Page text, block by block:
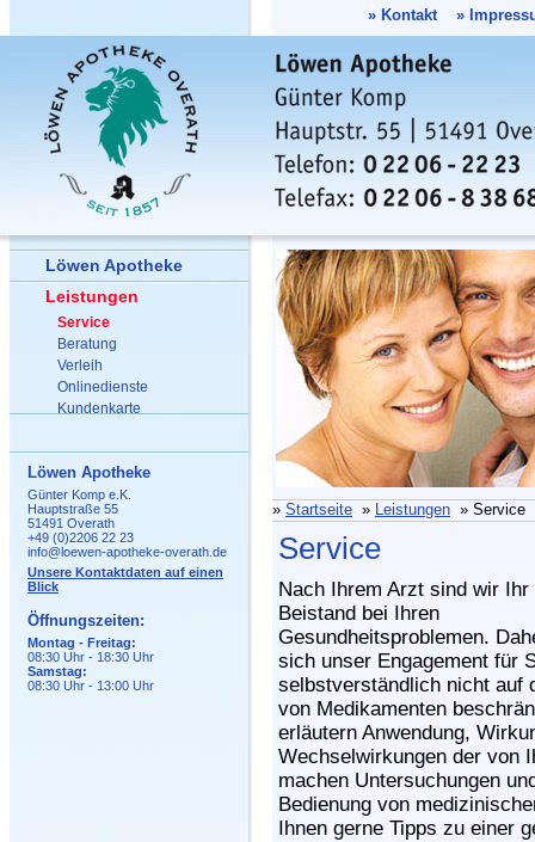
» Kontakt»
Löwen Apotheke
Leistungen
Service
Beratung
Verleih
Onlinedienste
Kundenkarte
Löwen Apotheke
Günter Komp e.K.
Hauptstraße 55
51491 Overath
+49 (0)2206 22 23
info@loewen-apotheke-overath.de
Unsere Kontaktdaten auf einen
Blick
Öffnungszeiten:
Montag - Freitag:
08:30 Uhr - 18:30 Uhr
Samstag:
08:30 Uhr - 13:00 Uhr
» Startseite » Leistungen » Service
Service
Nach Ihrem Arzt sind wir
Beistand bei Ihren
Gesundheitsproblemen.
sich unser Engagement für
selbstverständlich nicht auf
von Medikamenten
erläutern Anwendung,
Wechselwirkungen der von
machen Untersuchungen
Bedienung von
Ihnen gerne Tipps zu einer